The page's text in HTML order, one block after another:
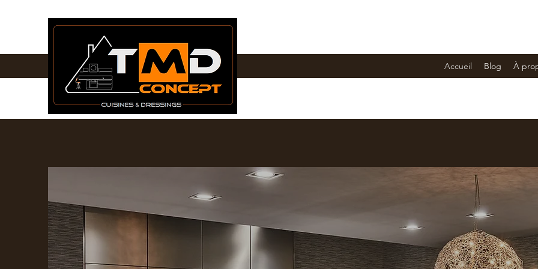
Accueil Blog À